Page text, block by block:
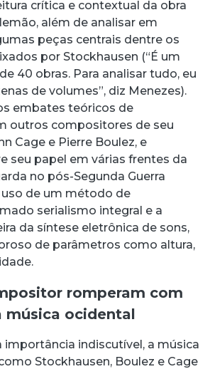
crítica e contextual da obra
além de analisar em
peças centrais dentre os
por Stockhausen (“É um
40 obras. Para analisar tudo, eu
de volumes”, diz Menezes).
embates teóricos de
outros compositores de seu
Cage e Pierre Boulez, e
seu papel em várias frentes da
no pós-Segunda Guerra
de um método de
serialismo integral e a
da síntese eletrônica de sons,
de parâmetros como altura,
romperam com
música ocidental
importância indiscutível, a música
Stockhausen, Boulez e Cage